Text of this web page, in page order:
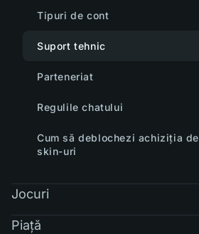
Tipuri de cont
Suport tehnic
Parteneriat
Regulile chatului
Cum să deblochezi achiziția de
skin-uri
Jocuri
Piaţă